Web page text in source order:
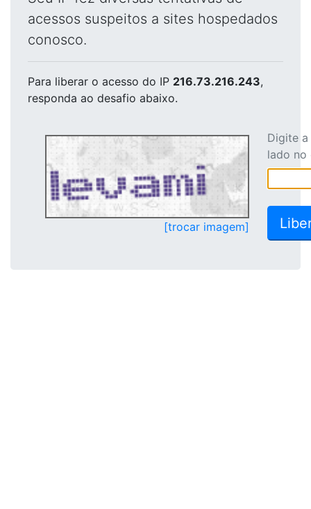
acessos suspeitos a sites hospedados
conosco.
Para liberar o acesso do IP 216.73.216.243,
responda ao desafio abaixo.
[trocar imagem]
Digite
lado no